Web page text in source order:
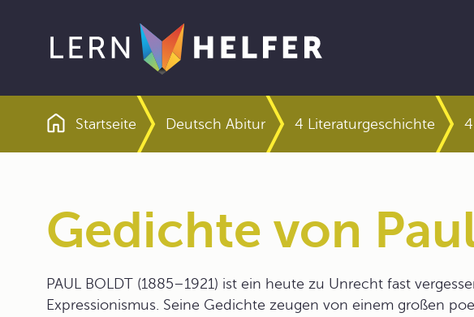
Pfadnavigation
Startseite Deutsch Abitur 4 Literaturgeschichte
Gedichte von
PAUL BOLDT (1885–1921) ist ein heute zu Unrecht fast
Expressionismus. Seine Gedichte zeugen von einem großen